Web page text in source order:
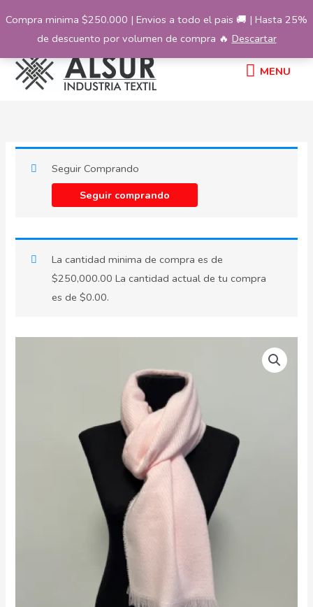
Compra minima $250.000 | Envios a todo el pais 🚚 | Hasta 25%
de descuento por volumen de compra 🔥 Descartar
contenido
MENU
MENU
Seguir comprando
Seguir Comprando
La cantidad minima de compra es de
$250,000.00 La cantidad actual de tu compra
es de $0.00.